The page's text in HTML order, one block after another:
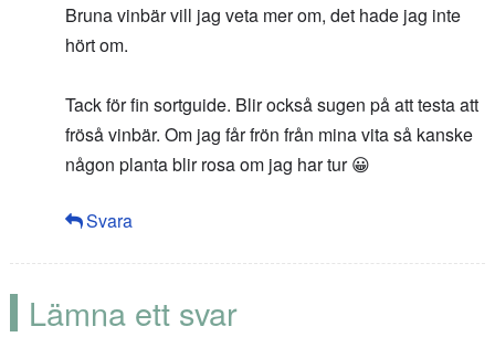
Bruna vinbär vill jag veta mer om, det hade jag inte
hört om.
Tack för fin sortguide. Blir också sugen på att testa att
fröså vinbär. Om jag får frön från mina vita så kanske
någon planta blir rosa om jag har tur 😀
Svara
Lämna ett svar